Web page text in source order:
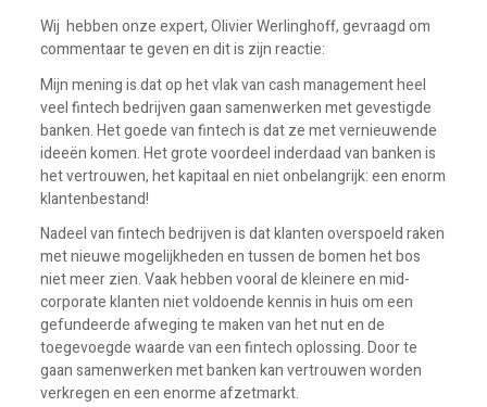
Wij hebben onze expert, Olivier Werlinghoff, gevraagd om
commentaar te geven en dit is zijn reactie:
Mijn mening is dat op het vlak van cash management heel
veel fintech bedrijven gaan samenwerken met gevestigde
banken. Het goede van fintech is dat ze met vernieuwende
ideeën komen. Het grote voordeel inderdaad van banken is
het vertrouwen, het kapitaal en niet onbelangrijk: een enorm
klantenbestand!
Nadeel van fintech bedrijven is dat klanten overspoeld raken
met nieuwe mogelijkheden en tussen de bomen het bos
niet meer zien. Vaak hebben vooral de kleinere en mid-
corporate klanten niet voldoende kennis in huis om een
gefundeerde afweging te maken van het nut en de
toegevoegde waarde van een fintech oplossing. Door te
gaan samenwerken met banken kan vertrouwen worden
verkregen en een enorme afzetmarkt.